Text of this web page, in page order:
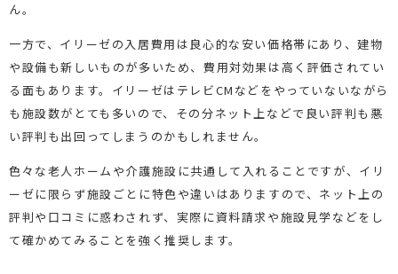
ん。
一方で、イリーゼの入居費用は良心的な安い価格帯にあり、建物
や設備も新しいものが多いため、費用対効果は高く評価されてい
る面もあります。イリーゼはテレビCMなどをやっていないながら
も施設数がとても多いので、その分ネット上などで良い評判も悪
い評判も出回ってしまうのかもしれません。
色々な老人ホームや介護施設に共通して入れることですが、イリ
ーゼに限らず施設ごとに特色や違いはありますので、ネット上の
評判や口コミに惑わされず、実際に資料請求や施設見学などをし
て確かめてみることを強く推奨します。